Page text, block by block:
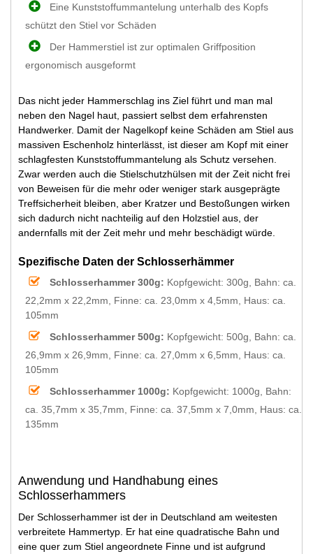
Eine Kunststoffummantelung unterhalb des Kopfs
schützt den Stiel vor Schäden
Der Hammerstiel ist zur optimalen Griffposition
ergonomisch ausgeformt
Das nicht jeder Hammerschlag ins Ziel führt und man mal
neben den Nagel haut, passiert selbst dem erfahrensten
Handwerker. Damit der Nagelkopf keine Schäden am Stiel aus
massiven Eschenholz hinterlässt, ist dieser am Kopf mit einer
schlagfesten Kunststoffummantelung als Schutz versehen.
Zwar werden auch die Stielschutzhülsen mit der Zeit nicht frei
von Beweisen für die mehr oder weniger stark ausgeprägte
Treffsicherheit bleiben, aber Kratzer und Bestoßungen wirken
sich dadurch nicht nachteilig auf den Holzstiel aus, der
andernfalls mit der Zeit mehr und mehr beschädigt würde.
Spezifische Daten der Schlosserhämmer
Schlosserhammer 300g: Kopfgewicht: 300g, Bahn: ca.
22,2mm x 22,2mm, Finne: ca. 23,0mm x 4,5mm, Haus: ca.
105mm
Schlosserhammer 500g: Kopfgewicht: 500g, Bahn: ca.
26,9mm x 26,9mm, Finne: ca. 27,0mm x 6,5mm, Haus: ca.
105mm
Schlosserhammer 1000g: Kopfgewicht: 1000g, Bahn:
ca. 35,7mm x 35,7mm, Finne: ca. 37,5mm x 7,0mm, Haus: ca.
135mm
Anwendung und Handhabung eines
Schlosserhammers
Der Schlosserhammer ist der in Deutschland am weitesten
verbreitete Hammertyp. Er hat eine quadratische Bahn und
eine quer zum Stiel angeordnete Finne und ist aufgrund